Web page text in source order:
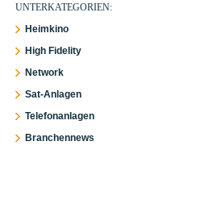
UNTERKATEGORIEN:
Heimkino
High Fidelity
Network
Sat-Anlagen
Telefonanlagen
Branchennews